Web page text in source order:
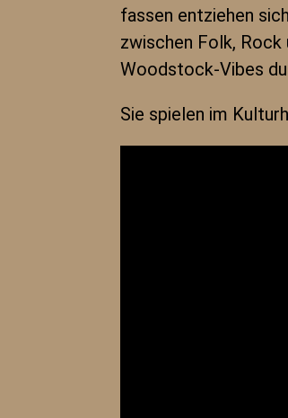
fassen entziehen
zwischen Folk,
Woodstock-Vibes
Sie spielen im